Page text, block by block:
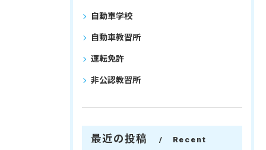
自動車学校
自動車教習所
運転免許
非公認教習所
最近の投稿
Recent